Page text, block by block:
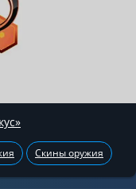
Скины оружия